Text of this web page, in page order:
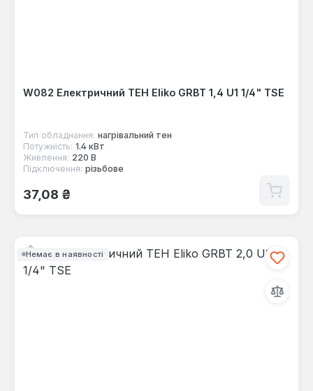
W082 Електричний ТЕН Eliko GRBT 1,4 U1 1/4" TSE
Тип обладнання: нагрівальний тен
Потужність: 1.4 кВт
Живлення: 220 В
Підключення: різьбове
Звичайна ціна:
37,08 ₴
Немає в наявності